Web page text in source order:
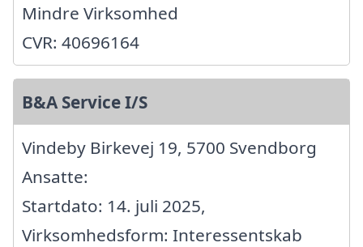
Mindre Virksomhed
CVR: 40696164
B&A Service I/S
Vindeby Birkevej 19, 5700 Svendborg
Ansatte:
Startdato: 14. juli 2025,
Virksomhedsform: Interessentskab